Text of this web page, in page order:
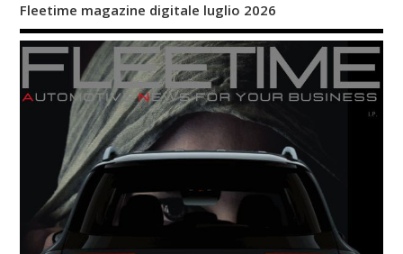
Fleetime magazine digitale luglio 2026